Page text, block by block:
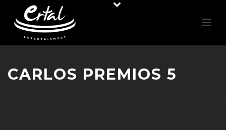
CARLOS PREMIOS 5